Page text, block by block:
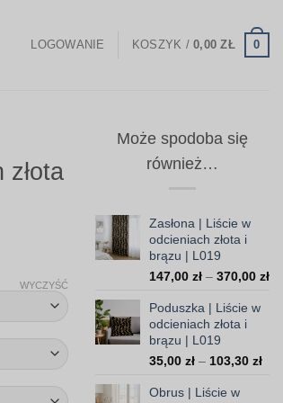
LOGOWANIE KOSZYK /0,00ZŁ 0
WYCZYŚĆ
Może spodoba się
również…
Zasłona | Liście w
odcieniach złota i
brązu | L019
147,00 zł – 370,00 zł
Poduszka | Liście w
odcieniach złota i
brązu | L019
35,00 zł – 103,30 zł
Obrus | Liście w